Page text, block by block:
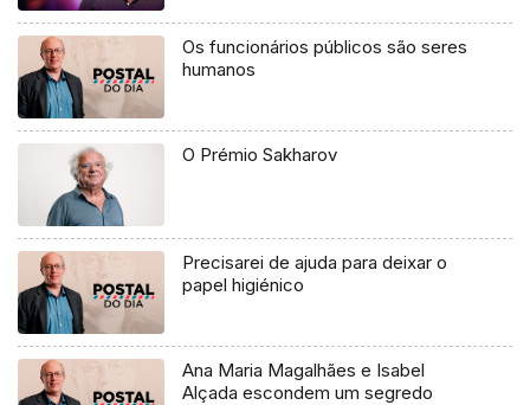
Os funcionários públicos são seres
humanos
O Prémio Sakharov
Precisarei de ajuda para deixar o
papel higiénico
Ana Maria Magalhães e Isabel
Alçada escondem um segredo